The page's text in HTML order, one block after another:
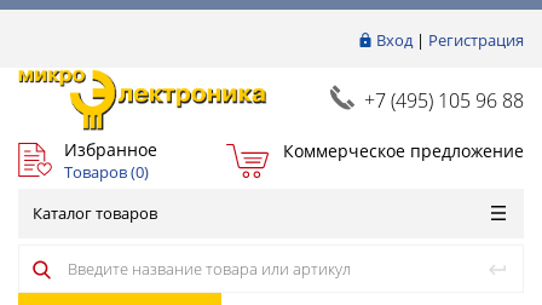
Вход| Регистрация
+7 (495) 105 96 88
Избранное
Товаров (0)
Коммерческое предложение
Каталог товаров